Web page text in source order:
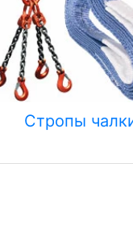
Стропы